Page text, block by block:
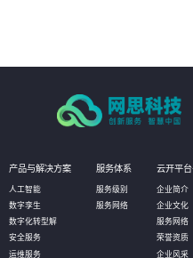
产品与解决方案
人工智能
数字孪生
数字化转型解
安全服务
运维服务
服务体系
服务级别
服务网络
云开平
企业简介
企业文化
服务网络
荣誉资质
企业风采